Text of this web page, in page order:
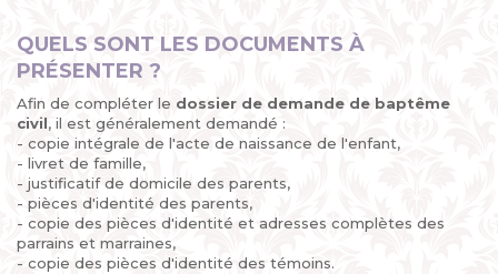
QUELS SONT LES DOCUMENTS À
PRÉSENTER ?
Afin de compléter le dossier de demande de baptême
civil, il est généralement demandé :
- copie intégrale de l'acte de naissance de l'enfant,
- livret de famille,
- justificatif de domicile des parents,
- pièces d'identité des parents,
- copie des pièces d'identité et adresses complètes des
parrains et marraines,
- copie des pièces d'identité des témoins.